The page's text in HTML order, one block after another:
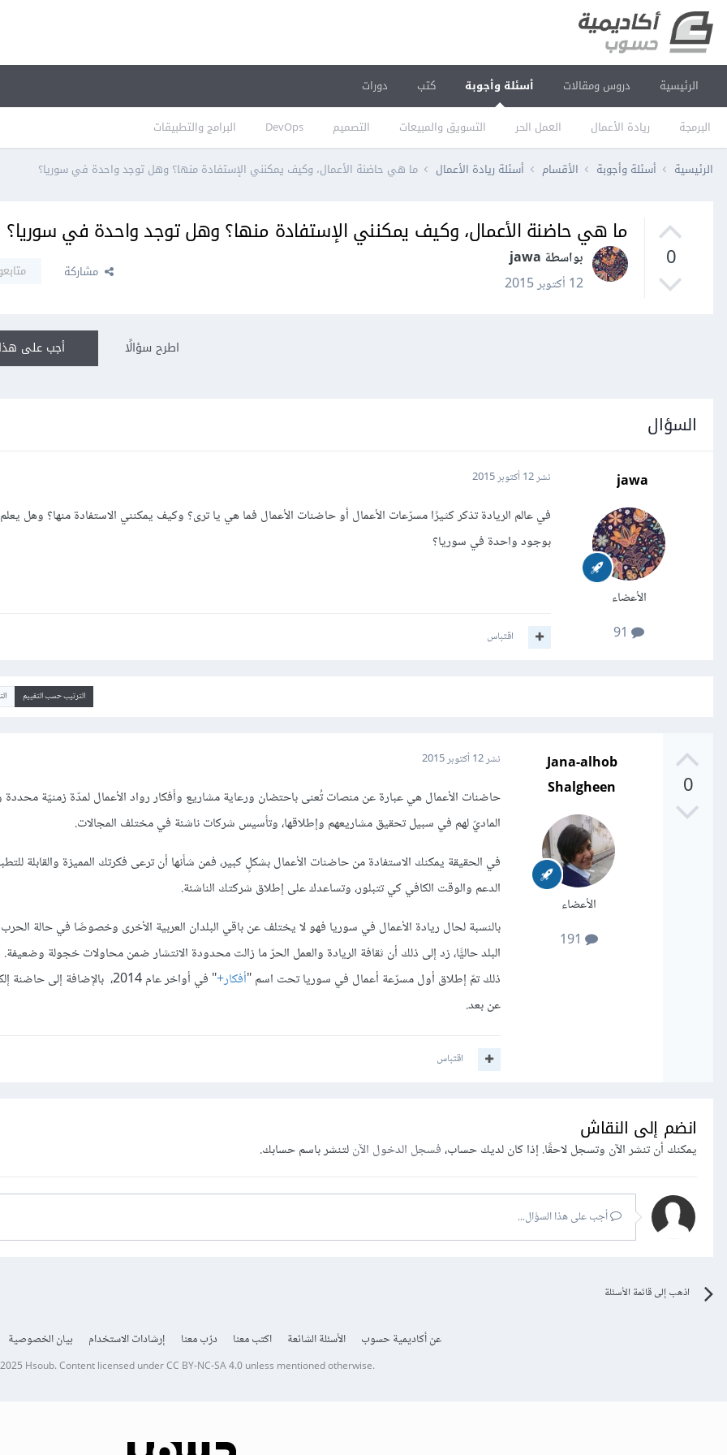
الرئيسية دروس ومقالات أسئلة وأجوبة
البرمجة ريادة الأعمال العمل الحر التسويق والمبيعات التصميم DevOps البرامج والتطبيقات
كتب دورات
الرئيسية أسئلة وأجوبة الأقسام أسئلة ريادة الأعمال ما هي حاضنة الأعمال، وكيف يمكنني الإستفادة منها؟ وهل توجد واحدة في سوريا؟
0
ما هي حاضنة الأعمال، وكيف يمكنني الإستفادة منها؟ وهل توجد واحدة في سوريا؟
بواسطة jawa
12 أكتوبر 2015
مشاركة
أجب على اطرح سؤالًا
السؤال
jawa
الأعضاء
نشر12 أكتوبر 2015
في عالم الريادة تذكر كثيرًا مسرّعات الأعمال أو حاضنات الأعمال فما هي يا ترى؟ وكيف يمكنني الاستفادة منها؟ وهل
بوجود واحدة في سوريا؟
اقتباس
الترتيب حسب التقييم
0
Jana-alhob
Shalgheen
الأعضاء
نشر12 أكتوبر 2015
حاضنات الأعمال هي عبارة عن منصات تُعنى باحتضان ورعاية مشاريع وأفكار رواد الأعمال لمدّة زمنيّة محددة
الماديّ لهم في سبيل تحقيق مشاريعهم وإطلاقها، وتأسيس شركات ناشئة في مختلف المجالات.
في الحقيقة يمكنك الاستفادة من حاضنات الأعمال بشكلٍ كبير، فمن شأنها أن ترعى فكرتك المميزة والقابلة
الدعم والوقت الكافي كي تتبلور، وتساعدك على إطلاق شركتك الناشئة.
بالنسبة لحال ريادة الأعمال في سوريا فهو لا يختلف عن باقي البلدان العربية الأخرى وخصوصًا في حالة الحرب
البلد حاليًّا، زد إلى ذلك أن ثقافة الريادة والعمل الحرّ ما زالت محدودة الانتشار ضمن محاولات خجولة
ذلك تمّ إطلاق أول مسرّعة أعمال في سوريا تحت اسم "أفكار+
" في أواخر عام 2014، بالإضافة إلى
عن بعد.
اقتباس
انضم إلى النقاش
يمكنك أن تنشر الآن وتسجل لاحقًا. إذا كان لديك حساب،فسجل الدخول الآنلتنشر باسم حسابك.
أجب على هذا السؤال...
اذهب إلى قائمة الأسئلة
عن أكاديمية حسوب الأسئلة الشائعة اكتب معنا درّب معنا إرشادات الاستخدام بيان الخصوصية
Hsoub.Content licensed underCC BY-NC-SA 4.0unless mentioned otherwise.